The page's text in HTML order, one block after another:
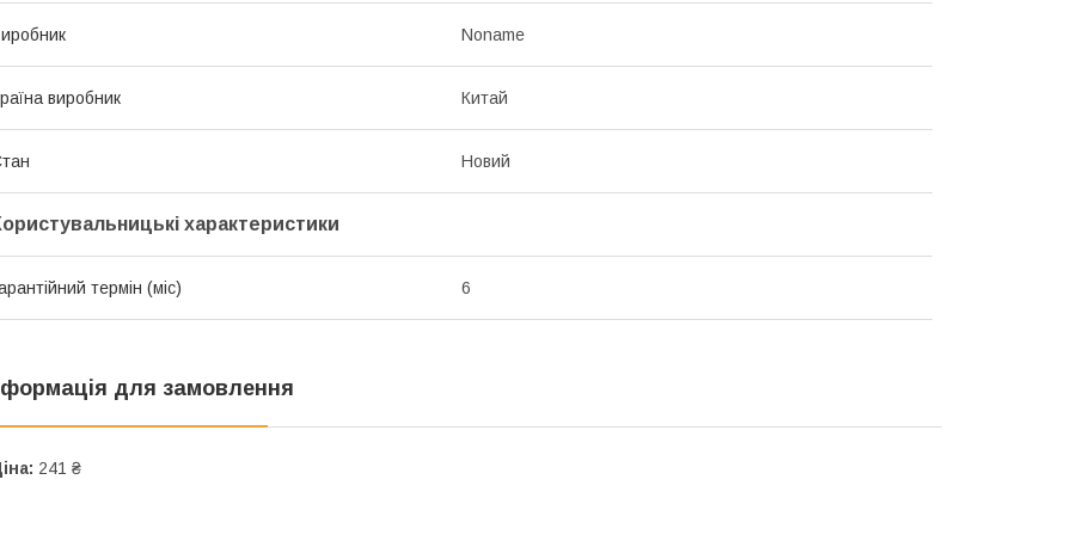
Noname
виробник Китай
Новий
характеристики
термін (міс) 6
для замовлення
241 ₴